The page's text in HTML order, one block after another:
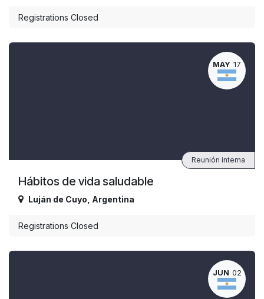
Registrations Closed
MAY 17
Hábitos de vida saludable
Reunión interna
Luján de Cuyo Argentina
Registrations Closed
JUN 02